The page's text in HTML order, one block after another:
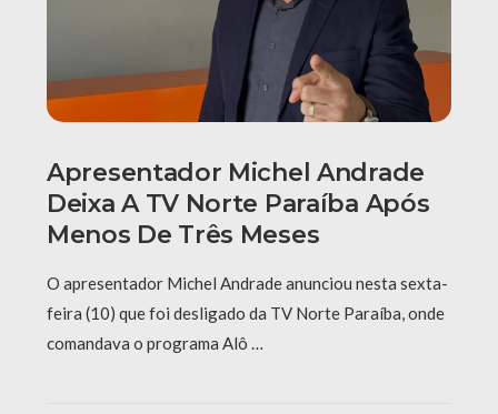
Apresentador Michel Andrade
Deixa A TV Norte Paraíba Após
Menos De Três Meses
O apresentador Michel Andrade anunciou nesta sexta-
feira (10) que foi desligado da TV Norte Paraíba, onde
comandava o programa Alô …